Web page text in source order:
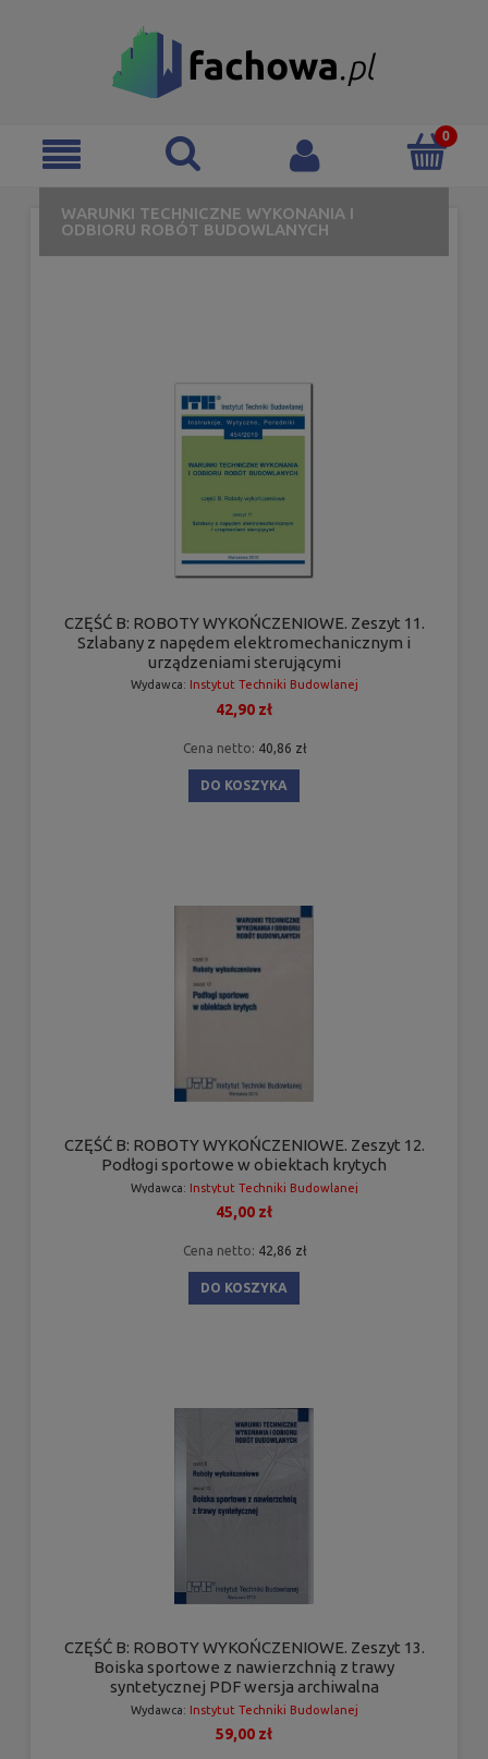
WARUNKI TECHNICZNE WYKONANIA I
ODBIORU ROBÓT BUDOWLANYCH
CZĘŚĆ B: ROBOTY WYKOŃCZENIOWE. Zeszyt 11.
Szlabany z napędem elektromechanicznym i
urządzeniami sterującymi
Wydawca: Instytut Techniki Budowlanej
42,90 zł
Cena netto: 40,86 zł
DO KOSZYKA
CZĘŚĆ B: ROBOTY WYKOŃCZENIOWE. Zeszyt 12.
Podłogi sportowe w obiektach krytych
Wydawca: Instytut Techniki Budowlanej
45,00 zł
Cena netto: 42,86 zł
DO KOSZYKA
CZĘŚĆ B: ROBOTY WYKOŃCZENIOWE. Zeszyt 13.
Boiska sportowe z nawierzchnią z trawy
syntetycznej PDF wersja archiwalna
Wydawca: Instytut Techniki Budowlanej
59,00 zł